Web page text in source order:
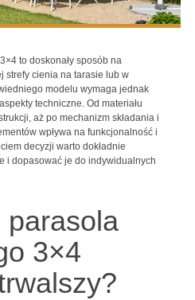
to doskonały sposób na
strefy cienia na tarasie lub w
modelu wymaga jednak
techniczne. Od materiału
aż po mechanizm składania i
wpływa na funkcjonalność i
decyzji warto dokładnie
i dopasować je do indywidualnych
parasola
3×4